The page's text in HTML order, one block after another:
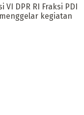
VI DPR RI Fraksi PDI
kegiatan